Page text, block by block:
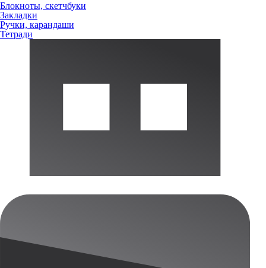
Блокноты, скетчбуки
Закладки
Ручки, карандаши
Тетради